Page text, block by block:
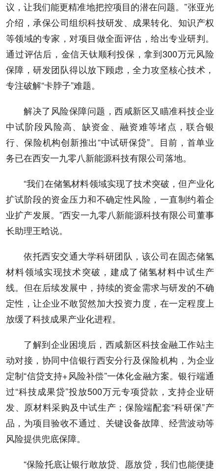
议，让我们能更精准地把控项目的潜在问题。”张亚光
介绍，承保公司组织科技研发、成果转化、知识产权
等领域的专家，对项目做全面评估，给出专业研判。
通过评估后，金信天钛顺利投保，拿到300万元风险
保障，研发团队得以放下顾虑，全力攻坚核心技术，
专注破解“卡脖子”难题。
解决了风险保障问题，西咸新区又瞄准科技企业
中试阶段风险高、缺资金、融资难等堵点，联合银
行、保险机构创新推出“中试研保贷”。目前，首单业
务已在西安一九零八新能源科技有限公司落地。
“我们在储氢材料领域实现了技术突破，但产业化
扩试阶段的资金压力和不确定性风险，一直制约着企
业扩产发展。”西安一九零八新能源科技有限公司董事
长助理王晗说。
依托西安交通大学科研团队，该公司在固态储氢
材料领域实现技术突破，建成了储氢材料中试生产
线。但在后续发展中，持续的资金需求与研发的不确
定性，让企业不敢贸然加大投资力度，在一定程度上
放缓了科技成果产业化进程。
了解到企业困境后，西咸新区科技金融工作站主
动对接，协同中信银行西安分行及保险机构，为企业
定制“信贷支持+风险补偿”一体化金融方案。银行端通
过“科技成果贷”投放500万元专项贷款，支持企业研
发、原材料采购及中试生产；保险端配套“科研保”产
品，为项目验收不通过、关键设备故障、经营波动等
风险提供兜底保障。
“保险托底让银行敢放贷、愿放贷，我们也能便捷